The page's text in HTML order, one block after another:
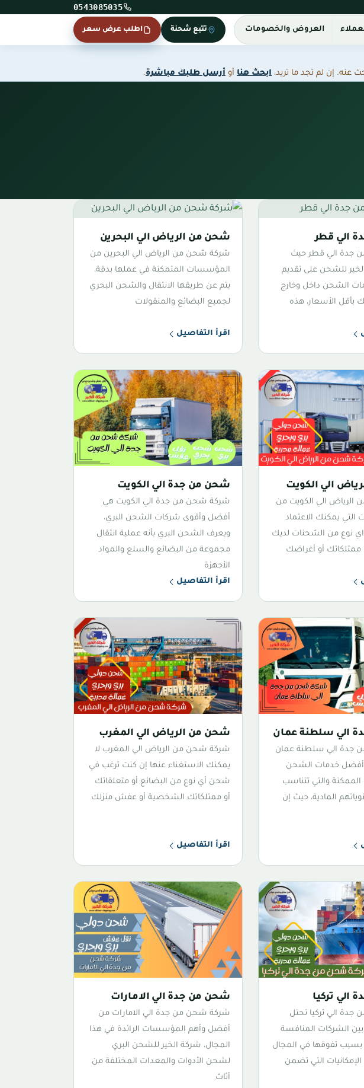
0543085035
العروض والخصومات تتبع شحنة اطلب عرض سعر
إن لم تجد ما تريد، ابحث هنا أو أرسل طلبك مباشرة.
الي قطر
جدة الي قطر حيث
للشحن على تقديم
الشحن داخل وخارج
بأقل الأسعار، هذه
شحن من الرياض الي البحرين
شركة شحن من الرياض الي البحرين من
المؤسسات المتمكنة في عملها بدقة،
يتم عن طريقها الانتقال والشحن البحري
لجميع البضائع والمنقولات
اقرأ التفاصيل
الي الكويت
الي الكويت من
يمكنك الاعتماد
نوع من الشحنات لديك
ممتلكاتك أو أغراضك
شحن من جدة الي الكويت
شركة شحن من جدة الي الكويت هي
أفضل وأقوى شركات الشحن البري،
ويعرف الشحن البري بأنه عملية انتقال
مجموعة من البضائع والسلع والمواد
الأجهزة
اقرأ التفاصيل
الي سلطنة عمان
جدة الي سلطنة عمان
أفضل خدمات الشحن
الممكنة والتي تتناسب
المادية، حيث إن
شحن من الرياض الي المغرب
شركة شحن من الرياض الي المغرب لا
يمكنك الاستغناء عنها إن كنت ترغب في
شحن أي نوع من البضائع أو متعلقاتك
أو ممتلكاتك الشخصية أو عفش منزلك
اقرأ التفاصيل
الي تركيا
الي تركيا تحتل
بين الشركات المنافسة
بسبب تفوقها في المجال
التي تضمن
شحن من جدة الي الامارات
شركة شحن من جدة الي الامارات من
أفضل وأهم المؤسسات الرائدة في هذا
المجال، شركة الخير للشحن البري
لشحن الأدوات والمعدات المختلفة من
أثاث